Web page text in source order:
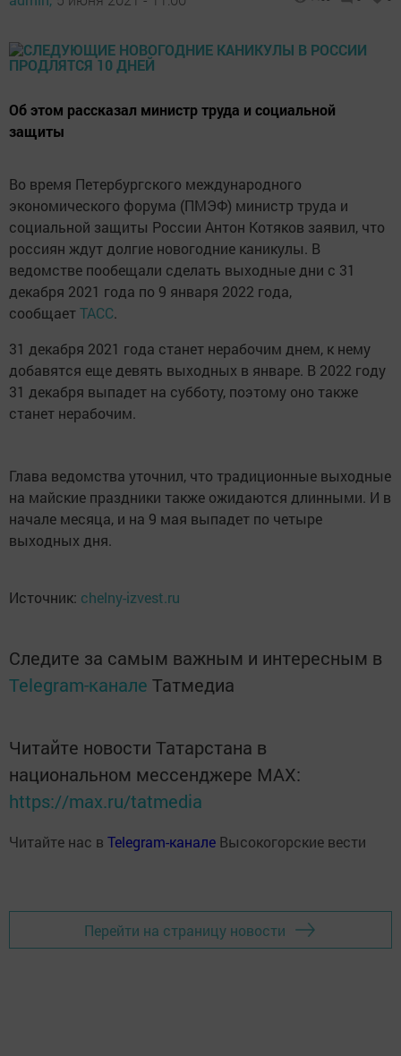
Об этом рассказал министр труда и социальной
защиты
Во время Петербургского международного
экономического форума (ПМЭФ) министр труда и
социальной защиты России Антон Котяков заявил, что
россиян ждут долгие новогодние каникулы. В
ведомстве пообещали сделать выходные дни с 31
декабря 2021 года по 9 января 2022 года,
сообщаетТАСС.
31 декабря 2021 года станет нерабочим днем, к нему
добавятся еще девять выходных в январе. В 2022 году
31 декабря выпадет на субботу, поэтому оно также
станет нерабочим.
Глава ведомства уточнил, что традиционные выходные
на майские праздники также ожидаются длинными. И в
начале месяца, и на 9 мая выпадет по четыре
выходных дня.
Источник: chelny-izvest.ru
Следите за самым важным и интересным в
Telegram-канале Татмедиа
Читайте новости Татарстана в
национальном мессенджере MАХ:
https://max.ru/tatmedia
Читайте нас в Telegram-канале Высокогорские вести
Перейти на страницу новости